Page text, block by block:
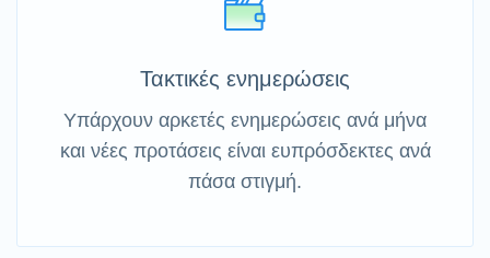
Τακτικές ενημερώσεις
Υπάρχουν αρκετές ενημερώσεις ανά μήνα
και νέες προτάσεις είναι ευπρόσδεκτες ανά
πάσα στιγμή.